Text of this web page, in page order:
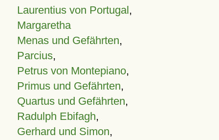
Laurentius von Portugal,
Margaretha
Menas und Gefährten,
Parcius,
Petrus von Montepiano,
Primus und Gefährten,
Quartus und Gefährten,
Radulph Ebifagh,
Gerhard und Simon,